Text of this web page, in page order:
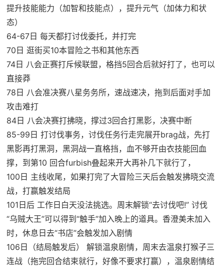
提升技能能力（加智和技能点），提升元气（加体力和状
态）
64-67日 每天都打讨伐委托，并打完
70日 逛街买10本冒险之书和其他东西
74日 八会正赛打斥候联盟，格挡5回合后就好打了，也可以
直接莽
78日 八会准决赛八星务务所，速战速决，拖到后面对手加
攻击难打
84日 八会决赛打拂晓，撑过3回合打黑影，决赛中断
85-99日 打讨伐事务，讨伐任务行走完展开brag战，先打
黑影再打黑洞，黑洞战一直格挡，血不够开由衣技能回血
撑，到第10 回合furbish叠起来开大再补几下就行了，
100日 主线收尾，如果打完了大冒险三天后会触发拂晓交流
战，打赢触发结局
101日后 工作日白天没法挑选。周末解锁“去讨伐吧!” 讨伐
“乌贼大王”可以得到“触手”加入晚上的道具。香澄美未加入
时，休息日去“书店”会触发加入剧情
106日（结局触发后） 解锁温泉剧情，周末去温泉打猴子三
连战（拖完回合结束就行，好像不要求打赢），温泉剧情结